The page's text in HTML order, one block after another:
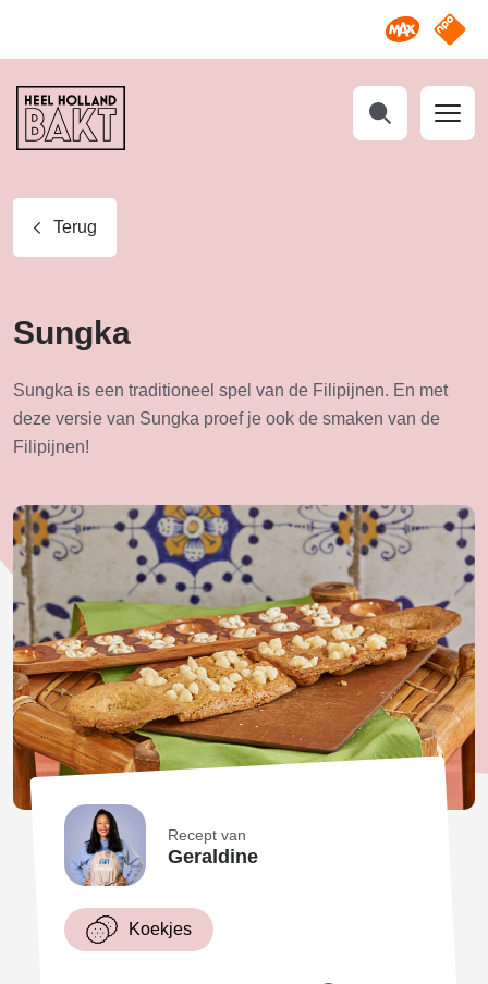
Omroep
NPO
Heel
Holland
Bakt
Terug
Sungka
Sungka is een traditioneel spel van de Filipijnen. En met
deze versie van Sungka proef je ook de smaken van de
Filipijnen!
Recept van
Geraldine
Koekjes